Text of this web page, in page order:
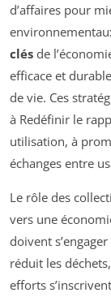
d’affaires pour
clés de
efficace et
de vie. Ces
à Redéfinir le
utilisation, à
échanges entre
Le rôle des
vers une
doivent
réduit les
efforts